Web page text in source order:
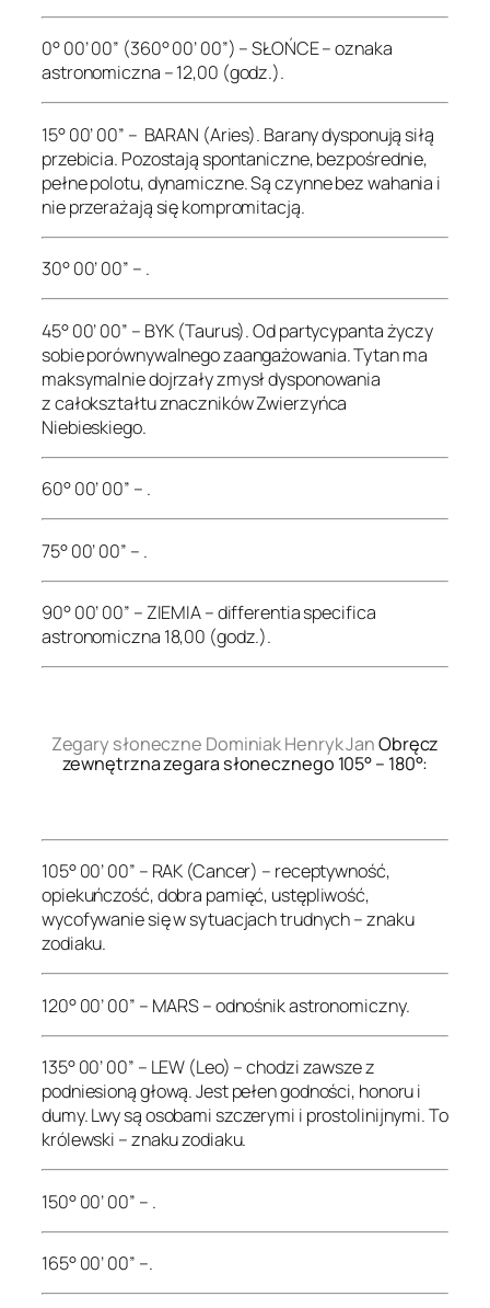
0° 00’ 00” (360° 00’ 00”) – SŁOŃCE – oznaka
astronomiczna – 12,00 (godz.).
15° 00’ 00” – BARAN (Aries). Barany dysponują siłą
przebicia. Pozostają spontaniczne, bezpośrednie,
pełne polotu, dynamiczne. Są czynne bez wahania i
nie przerażają się kompromitacją.
30° 00’ 00” – .
45° 00’ 00” – BYK (Taurus). Od partycypanta życzy
sobie porównywalnego zaangażowania. Tytan ma
maksymalnie dojrzały zmysł dysponowania
z całokształtu znaczników Zwierzyńca
Niebieskiego.
60° 00’ 00” – .
75° 00’ 00” – .
90° 00’ 00” – ZIEMIA – differentia specifica
astronomiczna 18,00 (godz.).
Zegary słoneczne Dominiak Henryk JanObręcz
zewnętrzna zegara słonecznego 105° – 180°:
105° 00’ 00” – RAK (Cancer) – receptywność,
opiekuńczość, dobra pamięć, ustępliwość,
wycofywanie się w sytuacjach trudnych – znaku
zodiaku.
120° 00’ 00” – MARS – odnośnik astronomiczny.
135° 00’ 00” – LEW (Leo) – chodzi zawsze z
podniesioną głową. Jest pełen godności, honoru i
dumy. Lwy są osobami szczerymi i prostolinijnymi. To
królewski – znaku zodiaku.
150° 00’ 00” – .
165° 00’ 00” –.